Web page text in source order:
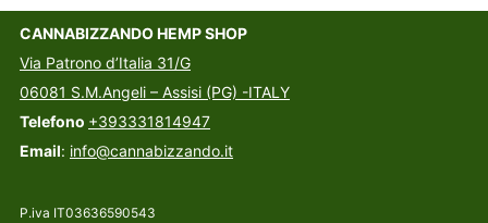
CANNABIZZANDO HEMP SHOP
Via Patrono d’Italia 31/G
06081 S.M.Angeli – Assisi (PG) -ITALY
Telefono +393331814947
Email: info@cannabizzando.it
P.iva IT03636590543